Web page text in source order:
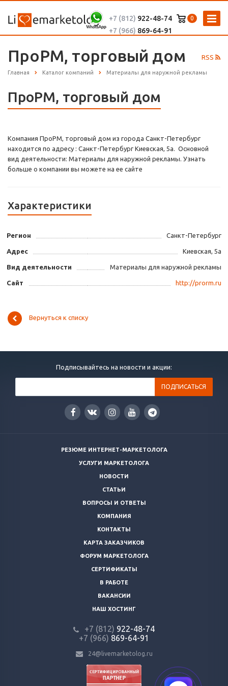
0
+7 (812) 922-48-74
+7 (966) 869-64-91
RSS
ПроРМ, торговый дом
Главная Каталог компаний Материалы для наружной рекламы
ПроРМ, торговый дом
Компания ПроРМ, торговый дом из города Санкт-Петербург
находится по адресу : Санкт-Петербург Киевская, 5а. Основной
вид деятельности: Материалы для наружной рекламы. Узнать
больше о компании вы можете на ее сайте
Характеристики
Регион Санкт-Петербург
Адрес Киевская, 5а
Вид деятельности Материалы для наружной рекламы
Сайт http://prorm.ru
Вернуться к списку
Подписывайтесь на новости и акции:
РЕЗЮМЕ ИНТЕРНЕТ-МАРКЕТОЛОГА
УСЛУГИ МАРКЕТОЛОГА
НОВОСТИ
СТАТЬИ
ВОПРОСЫ И ОТВЕТЫ
КОМПАНИЯ
КОНТАКТЫ
КАРТА ЗАКАЗЧИКОВ
ФОРУМ МАРКЕТОЛОГА
СЕРТИФИКАТЫ
В РАБОТЕ
ВАКАНСИИ
НАШ ХОСТИНГ
+7 (812) 922-48-74
+7 (966) 869-64-91
24@livemarketolog.ru